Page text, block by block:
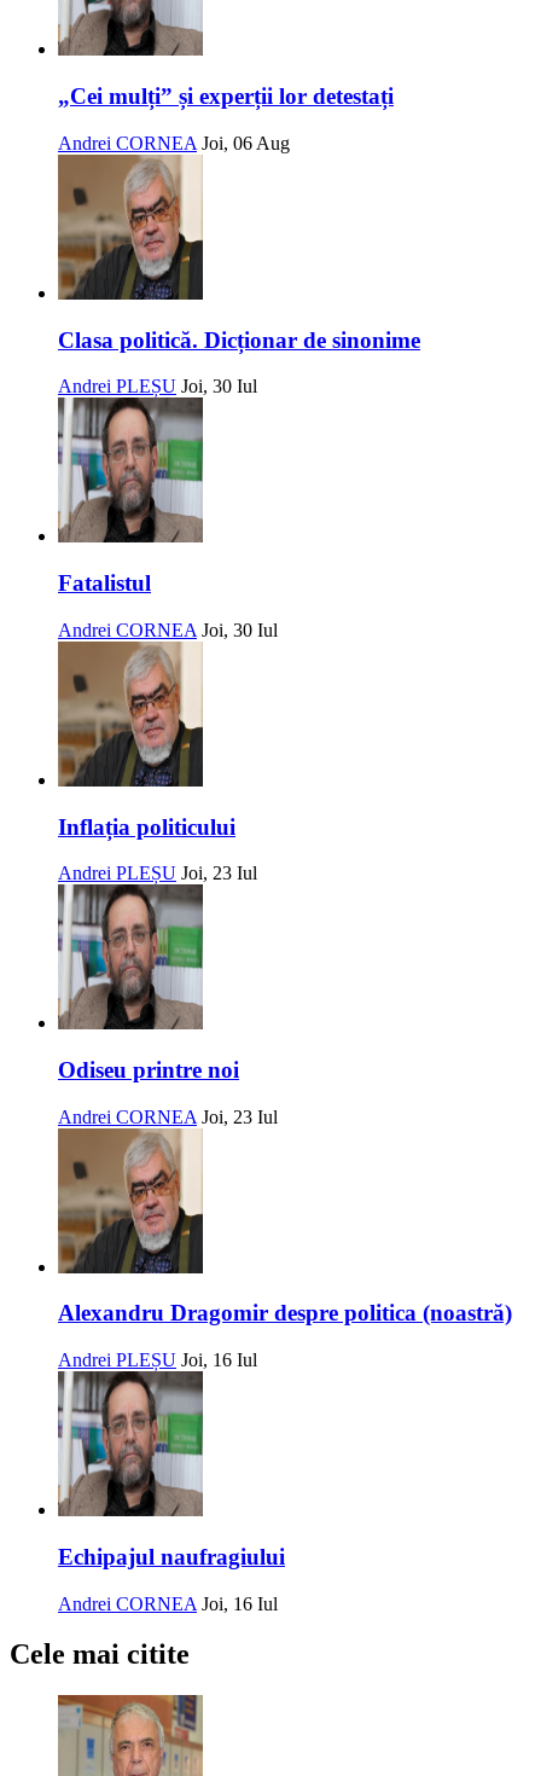
„Cei mulți” și experții lor detestați
Andrei CORNEA Joi, 06 Aug
Clasa politică. Dicționar de sinonime
Andrei PLEȘU Joi, 30 Iul
Fatalistul
Andrei CORNEA Joi, 30 Iul
Inflația politicului
Andrei PLEȘU Joi, 23 Iul
Odiseu printre noi
Andrei CORNEA Joi, 23 Iul
Alexandru Dragomir despre politica (noastră)
Andrei PLEȘU Joi, 16 Iul
Echipajul naufragiului
Andrei CORNEA Joi, 16 Iul
Cele mai citite